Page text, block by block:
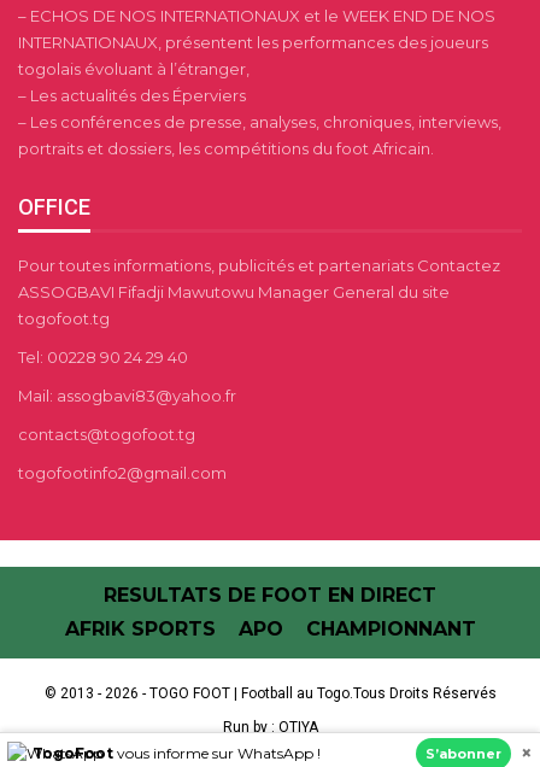
– ECHOS DE NOS INTERNATIONAUX et le WEEK END DE NOS
INTERNATIONAUX, présentent les performances des joueurs
togolais évoluant à l’étranger,
– Les actualités des Éperviers
– Les conférences de presse, analyses, chroniques, interviews,
portraits et dossiers, les compétitions du foot Africain.
OFFICE
Pour toutes informations, publicités et partenariats Contactez
ASSOGBAVI Fifadji Mawutowu Manager General du site
togofoot.tg
Tel: 00228 90 24 29 40
Mail: assogbavi83@yahoo.fr
contacts@togofoot.tg
togofootinfo2@gmail.com
RESULTATS DE FOOT EN DIRECT
AFRIK SPORTS
APO CHAMPIONNANT
© 2013 - 2026 - TOGO FOOT | Football au Togo.Tous Droits Réservés
Run by : OTIYA
TogoFoot vous informe sur WhatsApp ! S’abonner ×